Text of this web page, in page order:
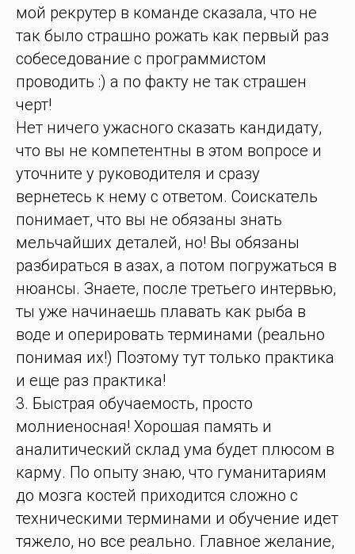
мой рекрутер в команде сказала, что не
так было страшно рожать как первый раз
собеседование с программистом
проводить :) а по факту не так страшен
черт!
Нет ничего ужасного сказать кандидату,
что вы не компетентны в этом вопросе и
уточните у руководителя и сразу
вернетесь к нему с ответом. Соискатель
понимает, что вы не обязаны знать
мельчайших деталей, но! Вы обязаны
разбираться в азах, а потом погружаться в
нюансы. Знаете, после третьего интервью,
ты уже начинаешь плавать как рыба в
воде и оперировать терминами (реально
понимая их!) Поэтому тут только практика
и еще раз практика!
3. Быстрая обучаемость, просто
молниеносная! Хорошая память и
аналитический склад ума будет плюсом в
карму. По опыту знаю, что гуманитариям
до мозга костей приходится сложно с
техническими терминами и обучение идет
тяжело, но все реально. Главное желание,